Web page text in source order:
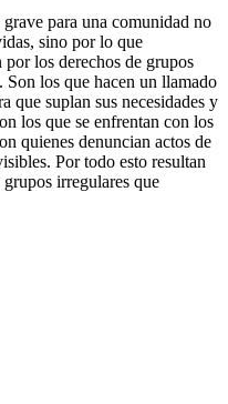
para una comunidad no
sino por lo que
los derechos de grupos
Son los que hacen un llamado
que suplan sus necesidades y
los que se enfrentan con los
quienes denuncian actos de
Por todo esto resultan
irregulares que